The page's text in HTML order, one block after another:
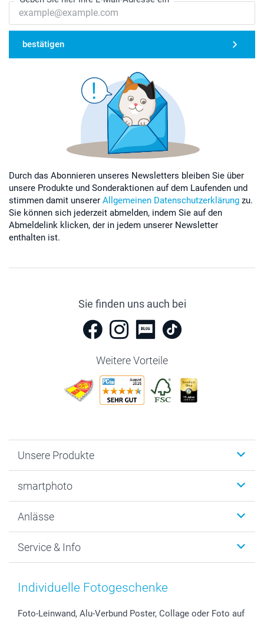
bestätigen
Durch das Abonnieren unseres Newsletters bleiben Sie über
unsere Produkte und Sonderaktionen auf dem Laufenden und
stimmen damit unserer Allgemeinen Datenschutzerklärung zu.
Sie können sich jederzeit abmelden, indem Sie auf den
Abmeldelink klicken, der in jedem unserer Newsletter
enthalten ist.
Sie finden uns auch bei
Weitere Vorteile
Unsere Produkte
Fotogeschenke
MyNameBook
Fotoabzüge, Fotos als Buch & Poster
Zubehör & Material
Sticker & Etiketten
smartphoto
Warum smartphoto
Datenschutz
AGB
Presse
Anlässe
Neujahr
Muttertag
Kommunion & Konfirmation
Service & Info
Preise und Versandkosten
48h Lieferung
Individuelle Fotogeschenke
Foto-Leinwand, Alu-Verbund Poster, Collage oder Foto auf